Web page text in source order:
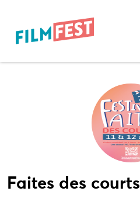
Faites des courts